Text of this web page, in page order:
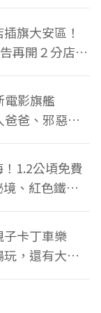
旗大安區！
再開２分店、
電影旗艦
爸、邪惡正
1.2公頃免費
、紅色鐵橋
子卡丁車樂
，還有大螢